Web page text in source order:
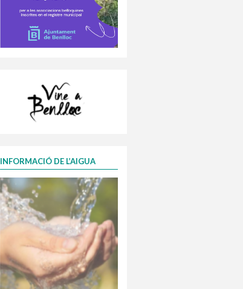
INFORMACIÓ DE L’AIGUA